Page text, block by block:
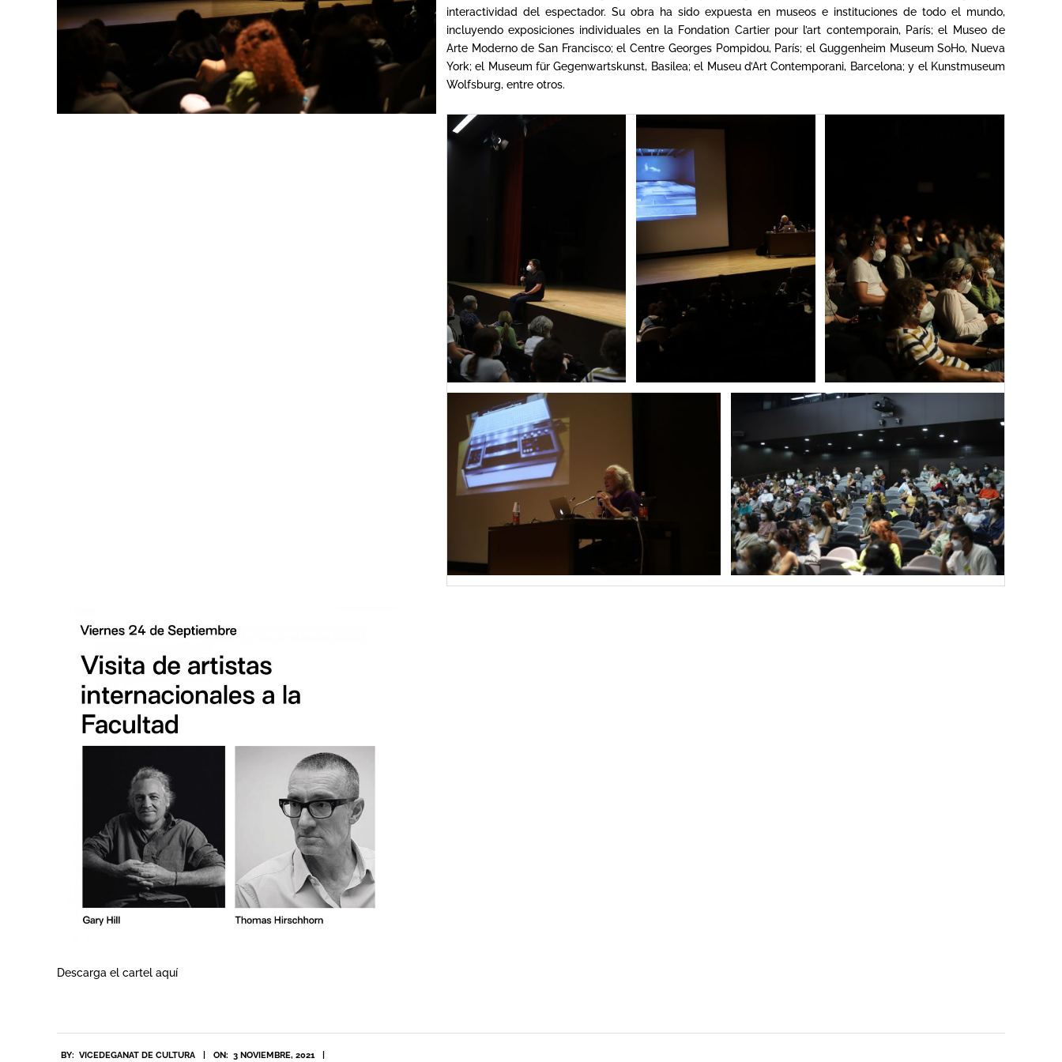
interactividad del espectador. Su obra ha sido expuesta en museos e instituciones de todo el mundo,
incluyendo exposiciones individuales en la Fondation Cartier pour l’art contemporain, París; el Museo de
Arte Moderno de San Francisco; el Centre Georges Pompidou, París; el Guggenheim Museum SoHo, Nueva
York; el Museum für Gegenwartskunst, Basilea; el Museu d’Art Contemporani, Barcelona; y el Kunstmuseum
Wolfsburg, entre otros.
Descarga el cartel aquí
BY: VICEDEGANAT DE CULTURA ON: 3 NOVIEMBRE, 2021